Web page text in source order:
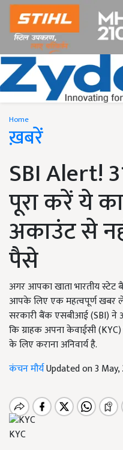
Home
ख़बरें
SBI Alert!
पूरा करें ये
अकाउंट से
पैसे
अगर आपका खाता भारतीय
आपके लिए एक महत्वपूर्ण
सरकारी बैंक एसबीआई (SBI) ने
कि ग्राहक अपना केवाईसी
के लिए कराना अनिवार्य है.
कंचन मौर्यUpdated on 3 May,
KYC